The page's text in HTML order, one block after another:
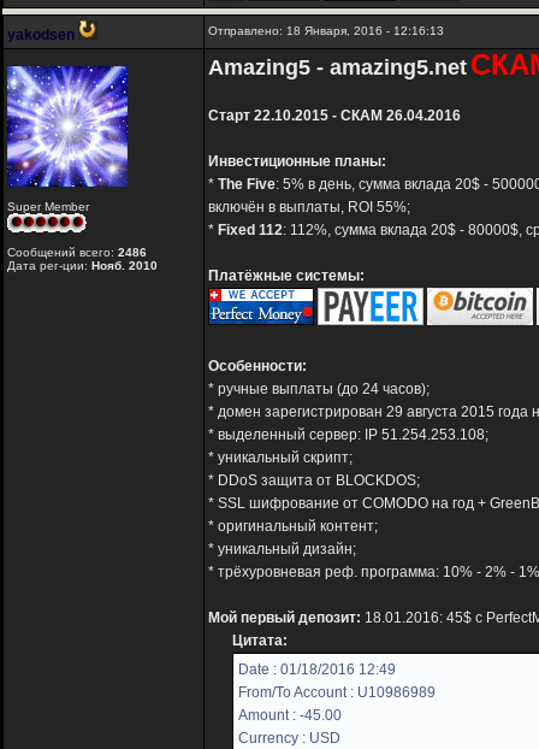
yakodsen Отправлено: 18 Января, 2016 - 12:16:13
Super Member
Сообщений всего: 2486
Дата рег-ции: Нояб. 2010
Amazing5 - amazing5.net
Старт 22.10.2015 - СКАМ 26.04.2016
Инвестиционные планы:
* The Five: 5% в день, сумма вклада 20$ -
включён в выплаты, ROI 55%;
* Fixed 112: 112%, сумма вклада 20$ - 80000$,
Платёжные системы:
Особенности:
* ручные выплаты (до 24 часов);
* домен зарегистрирован 29 августа 2015 года
* выделенный сервер: IP 51.254.253.108;
* уникальный скрипт;
* DDoS защита от BLOCKDOS;
* SSL шифрование от COMODO на год +
* оригинальный контент;
* уникальный дизайн;
* трёхуровневая реф. программа: 10% - 2% -
Мой первый депозит: 18.01.2016: 45$ с
Цитата:
Date : 01/18/2016 12:49
From/To Account : U10986989
Amount : -45.00
Currency : USD